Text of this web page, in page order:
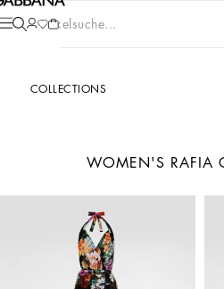
Artikelsuche...
COLLECTIONS
WOMEN'S RAFIA